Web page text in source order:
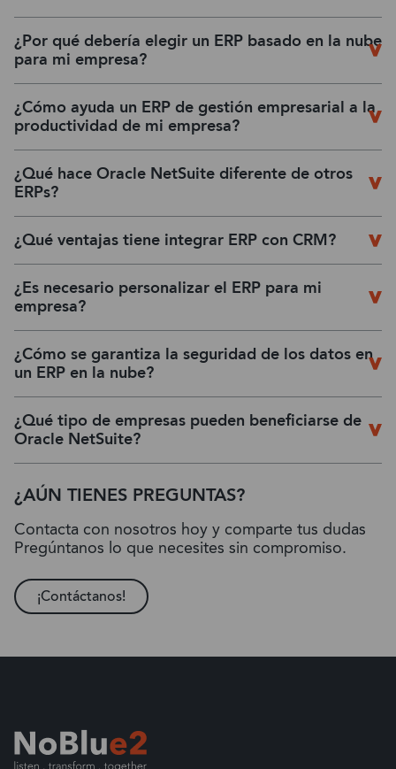
¿Por qué debería elegir un ERP basado en la nube
para mi empresa?
¿Cómo ayuda un ERP de gestión empresarial a la
productividad de mi empresa?
¿Qué hace Oracle NetSuite diferente de otros
ERPs?
¿Qué ventajas tiene integrar ERP con CRM?
¿Es necesario personalizar el ERP para mi
empresa?
¿Cómo se garantiza la seguridad de los datos en
un ERP en la nube?
¿Qué tipo de empresas pueden beneficiarse de
Oracle NetSuite?
¿AÚN TIENES PREGUNTAS?
Contacta con nosotros hoy y comparte tus dudas
Pregúntanos lo que necesites sin compromiso.
¡Contáctanos!